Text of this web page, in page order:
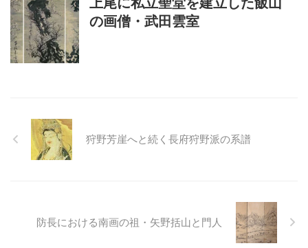
の画僧・武田雲室
狩野芳崖へと続く長府狩野派の系譜
防長における南画の祖・矢野括山と門人